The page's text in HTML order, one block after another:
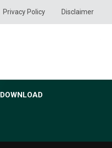
Privacy Policy Disclaimer
DOWNLOAD